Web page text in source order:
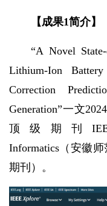
【成果1简介】
“A Novel
Lithium-Ion
Correction
Generation”一文
顶级期刊IEEE
Informatics（安徽
期刊）。